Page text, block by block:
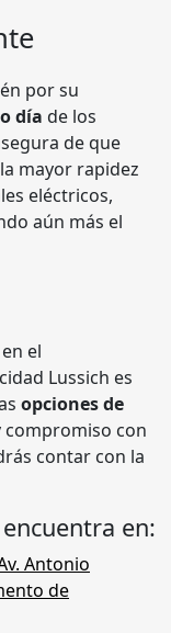
por su
día de los
de que
mayor rapidez
eléctricos,
aún más el
el
Lussich es
opciones de
compromiso con
contar con la
en:
Antonio
de